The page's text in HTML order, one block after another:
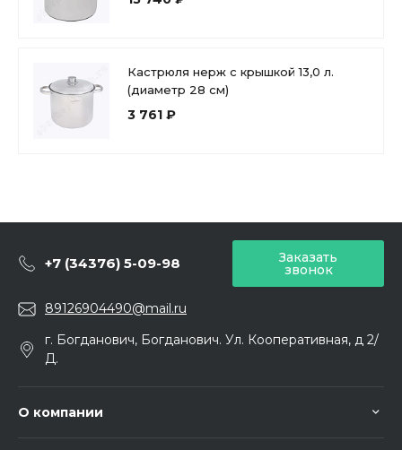
Кастрюля нерж с крышкой 13,0 л.
(диаметр 28 см)
3 761 ₽
+7 (34376) 5-09-98 Заказать
звонок
89126904490@mail.ru
г. Богданович, Богданович. Ул. Кооперативная, д 2/
Д.
О компании